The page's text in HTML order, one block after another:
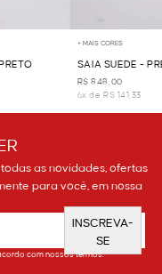
+ MAIS CORES
SAIA SUEDE -
R$ 848,00
6x de R$ 141,33
as novidades, ofertas
para você, em nossa
INSCREVA-
SE
com nossos termos.